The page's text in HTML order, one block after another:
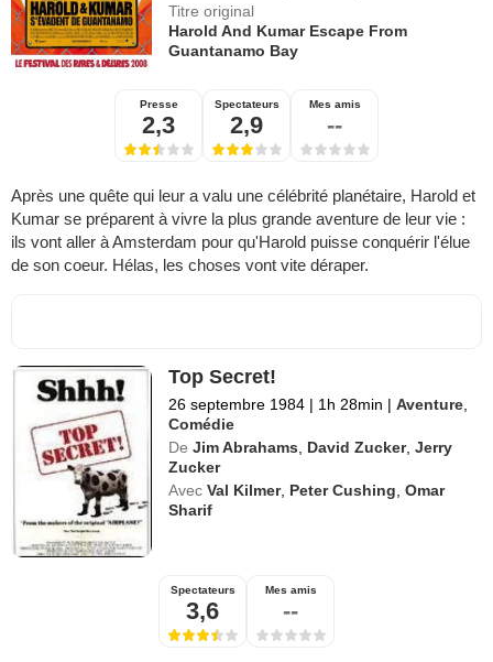
Titre original
Harold And Kumar Escape From
Guantanamo Bay
Presse
2,3
Spectateurs
2,9
Mes amis
--
Après une quête qui leur a valu une célébrité planétaire, Harold et
Kumar se préparent à vivre la plus grande aventure de leur vie :
ils vont aller à Amsterdam pour qu'Harold puisse conquérir l'élue
de son coeur. Hélas, les choses vont vite déraper.
Top Secret!
26 septembre 1984 | 1h 28min | Aventure
Comédie
De Jim Abrahams David Zucker,Jerry
Zucker
Avec Val Kilmer, Peter Cushing ,Omar
Sharif
Spectateurs
3,6
Mes amis
--